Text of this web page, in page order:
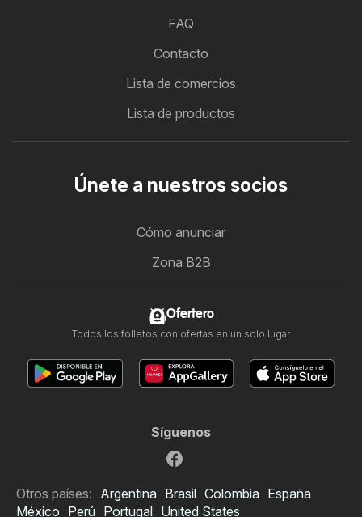
FAQ
Contacto
Lista de comercios
Lista de productos
Únete a nuestros socios
Cómo anunciar
Zona B2B
Ofertero
Todos los folletos con ofertas en un solo lugar
Síguenos
Otros países: Argentina Brasil Colombia España
México Perú Portugal United States